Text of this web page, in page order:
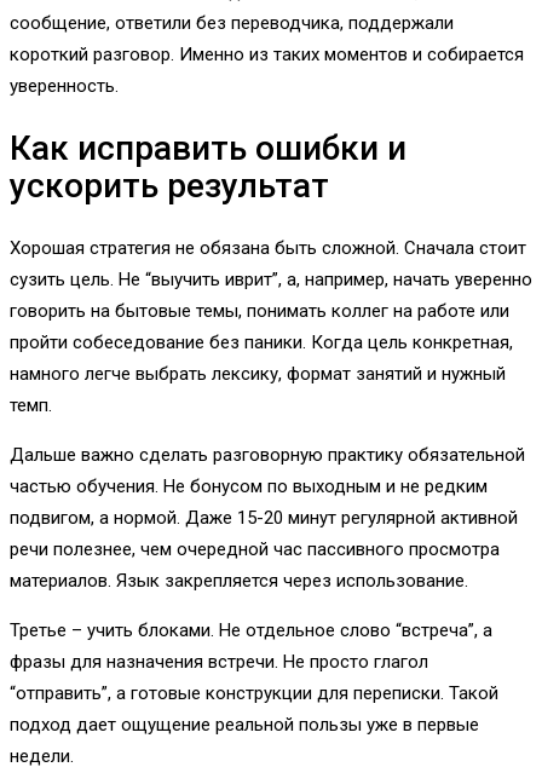
сообщение, ответили без переводчика, поддержали
короткий разговор. Именно из таких моментов и собирается
уверенность.
Как исправить ошибки и
ускорить результат
Хорошая стратегия не обязана быть сложной. Сначала стоит
сузить цель. Не “выучить иврит”, а, например, начать уверенно
говорить на бытовые темы, понимать коллег на работе или
пройти собеседование без паники. Когда цель конкретная,
намного легче выбрать лексику, формат занятий и нужный
темп.
Дальше важно сделать разговорную практику обязательной
частью обучения. Не бонусом по выходным и не редким
подвигом, а нормой. Даже 15-20 минут регулярной активной
речи полезнее, чем очередной час пассивного просмотра
материалов. Язык закрепляется через использование.
Третье – учить блоками. Не отдельное слово “встреча”, а
фразы для назначения встречи. Не просто глагол
“отправить”, а готовые конструкции для переписки. Такой
подход дает ощущение реальной пользы уже в первые
недели.